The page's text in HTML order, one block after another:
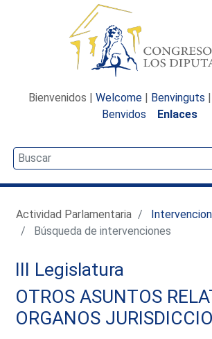
Bienvenidos | Welcome | Benvinguts |
Benvidos
Enlaces
Actividad Parlamentaria
Búsqueda de intervenciones
III Legislatura
OTROS ASUNTOS
ORGANOS